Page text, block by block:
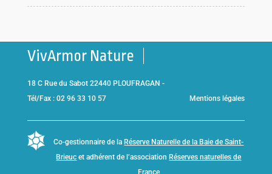
VivArmor Nature
18 C Rue du Sabot 22440 PLOUFRAGAN -
Tél/Fax : 02 96 33 10 57
Mentions légales
Co-gestionnaire de la Réserve Naturelle de la Baie de Saint-
Brieuc et adhérent de l’association Réserves naturelles de